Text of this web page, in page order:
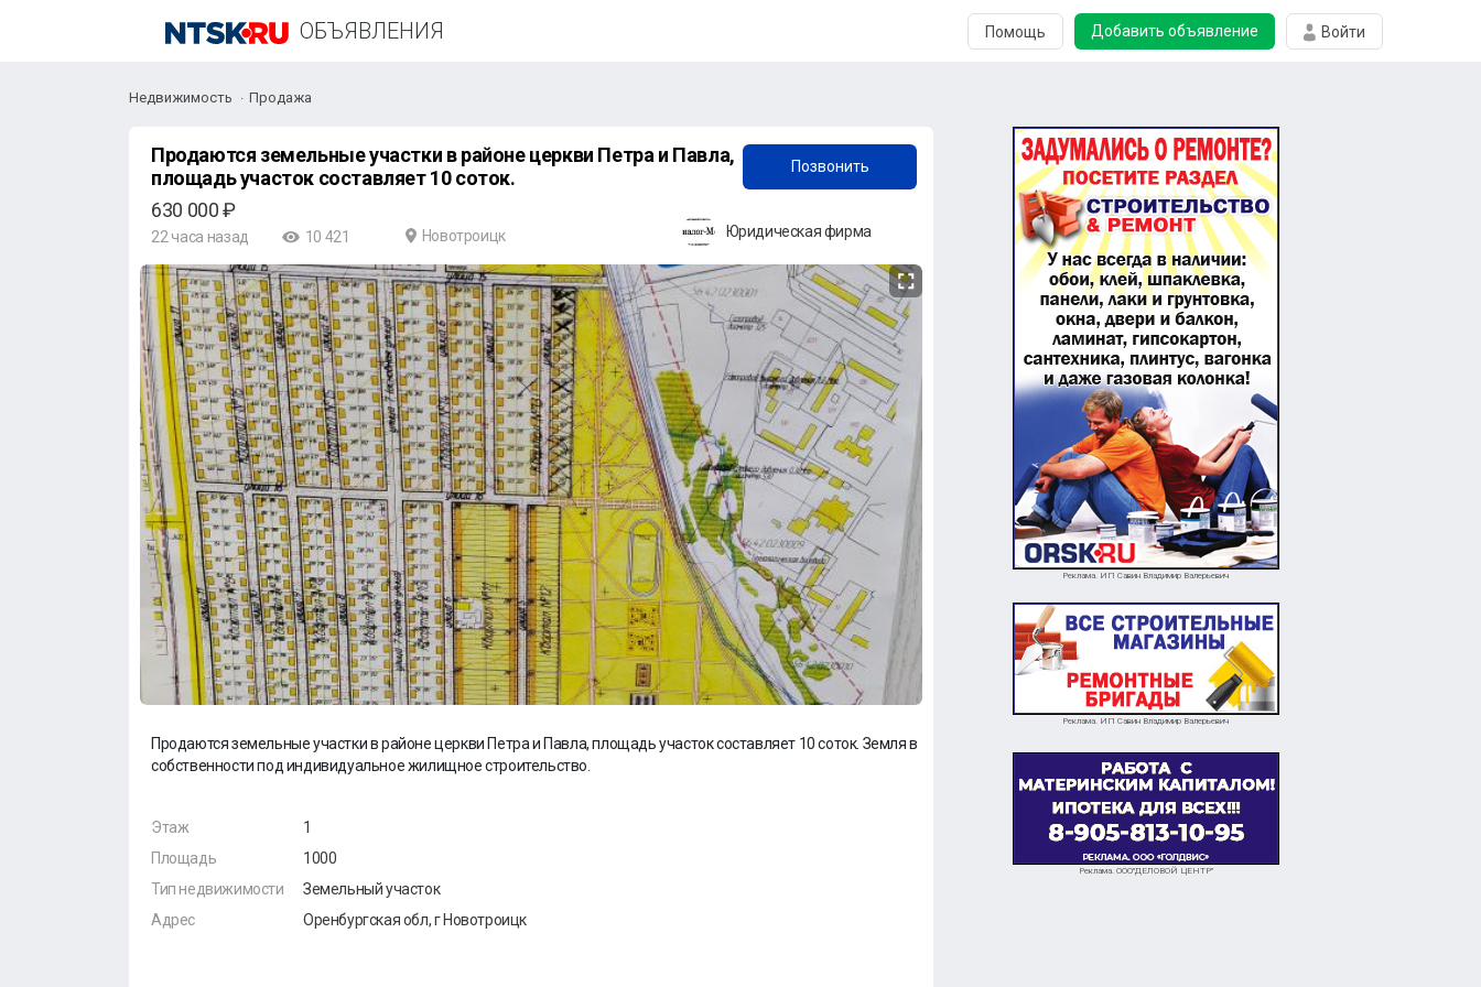
ОБЪЯВЛЕНИЯ Помощь Добавить объявление Войти
+7 (987) 777-20-79
Недвижимость Продажа
Продаются земельные участки в районе церкви Петра и Павла,
площадь участок составляет 10 соток.
Позвонить
630 000 ₽
22 часа назад 10 421 Новотроицк Юридическая фирма
Продаются земельные участки в районе церкви Петра и Павла, площадь участок составляет 10 соток. Земля в
собственности под индивидуальное жилищное строительство.
Этаж
Площадь
Тип недвижимости
Адрес
1
1000
Земельный участок
Оренбургская обл, г Новотроицк
Реклама. ИП Савин Владимир Валерьевич
Реклама. ИП Савин Владимир Валерьевич
Реклама. ООО"ДЕЛОВОЙ ЦЕНТР"